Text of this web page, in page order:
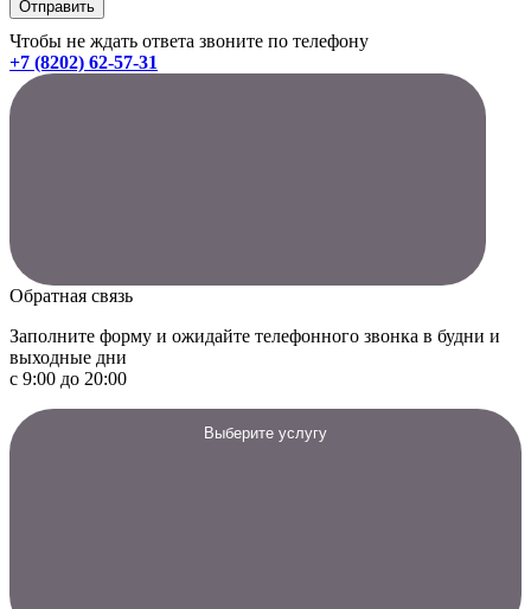
Чтобы не ждать ответа звоните по телефону
+7 (8202) 62-57-31
Обратная связь
Заполните форму и ожидайте телефонного звонка в будни и
выходные дни
с 9:00 до 20:00
Выберите услугу